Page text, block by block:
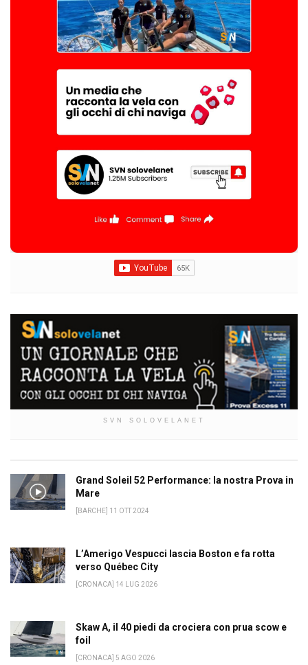
SVN SOLOVELANET
Grand Soleil 52 Performance: la nostra Prova in
Mare
[BARCHE] 11 OTT 2024
L’Amerigo Vespucci lascia Boston e fa rotta
verso Québec City
[CRONACA] 14 LUG 2026
Skaw A, il 40 piedi da crociera con prua scow e
foil
[CRONACA] 5 AGO 2026